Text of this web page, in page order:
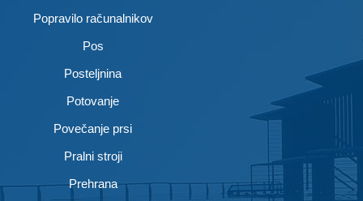
Popravilo računalnikov
Pos
Posteljnina
Potovanje
Povečanje prsi
Pralni stroji
Prehrana